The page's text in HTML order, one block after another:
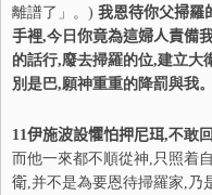
離譜了」。) 我恩待你父掃羅
手裡,今日 你竟為這婦人責備
的話行,廢去掃羅的位,建立大
別是巴,願神重重的降罰與我。
11伊施波設懼怕押尼珥,不敢
而他一來都不順從神,只照着
衛,并不是為要恩待掃羅家,乃